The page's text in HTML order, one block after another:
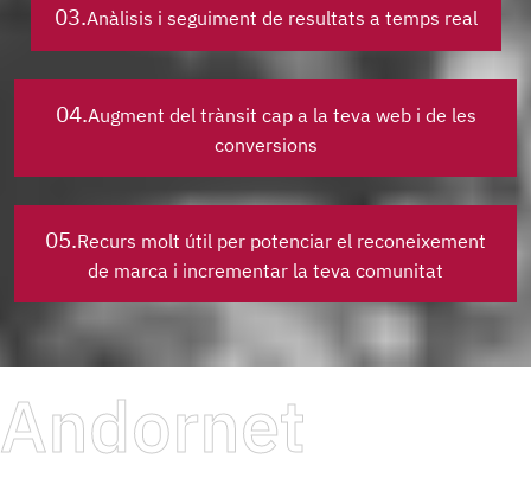
03.Anàlisis i seguiment de resultats a temps real
04.Augment del trànsit cap a la teva web i de les
conversions
05.Recurs molt útil per potenciar el reconeixement
de marca i incrementar la teva comunitat
Andornet